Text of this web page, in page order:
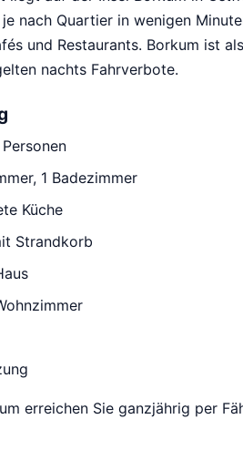
nach Quartier in wenigen
und Restaurants. Borkum ist
nachts Fahrverbote.
1 Badezimmer
Küche
Strandkorb
erreichen Sie ganzjährig per